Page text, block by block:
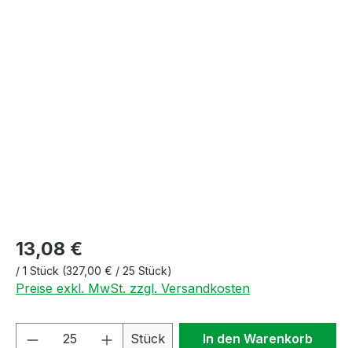
13,08 €
/ 1 Stück (327,00 € / 25 Stück)
Preise exkl. MwSt. zzgl. Versandkosten
Produkt Anzahl: Gib den
Stück In den Warenkorb